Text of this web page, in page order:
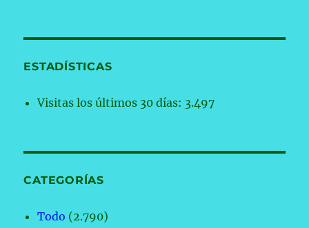
ESTADÍSTICAS
Visitas los últimos 30 días: 3.497
CATEGORÍAS
Todo (2.790)